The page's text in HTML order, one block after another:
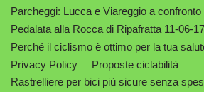
Parcheggi: Lucca e Viareggio a confronto
Pedalata alla Rocca di Ripafratta 11-06-17
Perché il ciclismo è ottimo per la tua
Privacy Policy
Proposte ciclabilità
Rastrelliere per bici più sicure senza